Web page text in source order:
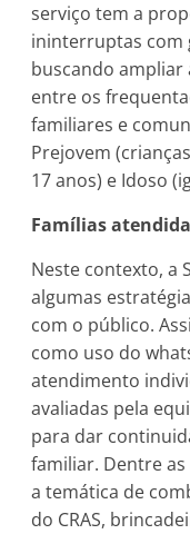
serviço tem a
ininterruptas com
buscando ampliar
entre os
familiares e
Prejovem
17 anos) e Idoso
Famílias
Neste contexto, a
algumas
com o público.
como uso do
atendimento
avaliadas pela
para dar
familiar. Dentre
a temática de
do CRAS,